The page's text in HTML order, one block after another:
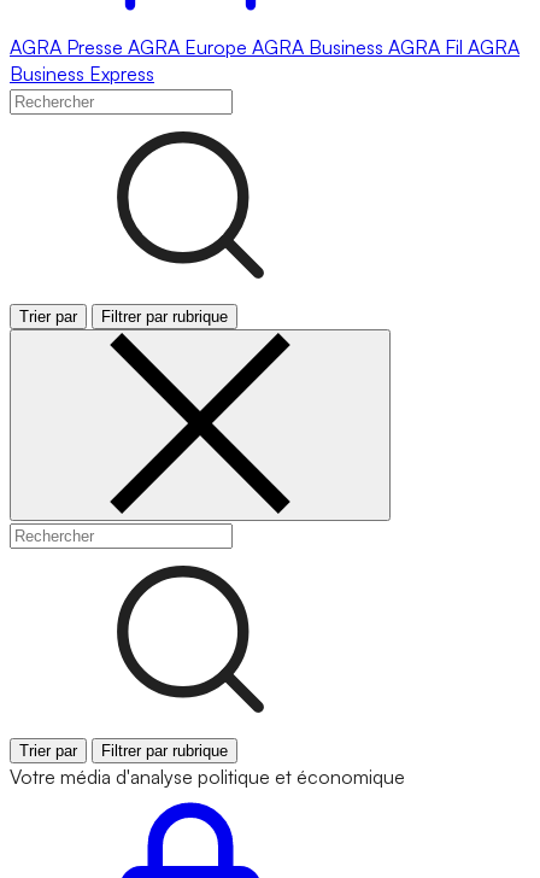
AGRA Presse AGRA Europe AGRA Business AGRA Fil AGRA
Business Express
Trier par Filtrer par rubrique
Trier par Filtrer par rubrique
Votre média d'analyse politique et économique